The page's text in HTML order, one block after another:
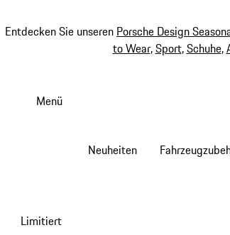
Entdecken Sie unseren Porsche Design
to Wear,Sport,Schuhe,
Hauptinhalt
Menü
Neuheiten
Limitiert